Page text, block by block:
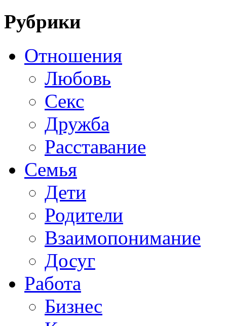
Рубрики
Отношения
Любовь
Секс
Дружба
Расставание
Семья
Дети
Родители
Взаимопонимание
Досуг
Работа
Бизнес